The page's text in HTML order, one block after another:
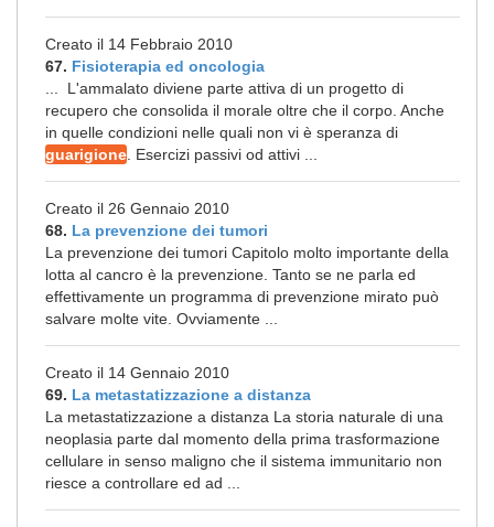
Creato il 14 Febbraio 2010
67. Fisioterapia ed oncologia
... L'ammalato diviene parte attiva di un progetto di
recupero che consolida il morale oltre che il corpo. Anche
in quelle condizioni nelle quali non vi è speranza di
guarigione . Esercizi passivi od attivi ...
Creato il 26 Gennaio 2010
68. La prevenzione dei tumori
La prevenzione dei tumori Capitolo molto importante della
lotta al cancro è la prevenzione. Tanto se ne parla ed
effettivamente un programma di prevenzione mirato può
salvare molte vite. Ovviamente ...
Creato il 14 Gennaio 2010
69. La metastatizzazione a distanza
La metastatizzazione a distanza La storia naturale di una
neoplasia parte dal momento della prima trasformazione
cellulare in senso maligno che il sistema immunitario non
riesce a controllare ed ad ...